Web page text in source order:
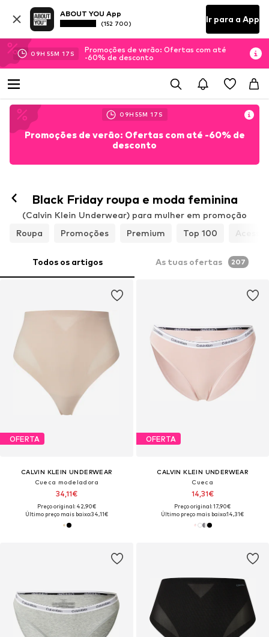
ABOUT YOU App
(152 700) Ir para a App
09H 55M 15 S
Promoções de verão: Ofertas com até
-60% de desconto
09H 55M 15 S
Promoções de verão: Ofertas com até -60% de
desconto
Black Friday roupa e moda feminina
(Calvin Klein Underwear) para mulher em promoção
Roupa
Promoções Premium Top 100
Todos os artigos As tuas ofertas 207
OFERTA
CALVIN KLEIN UNDERWEAR
Cueca modeladora
34,11€
Preço original: 42,90€
Último preço mais baixo:34,11€
OFERTA
CALVIN KLEIN UNDERWEAR
Cueca
14,31€
Preço original: 17,90€
Último preço mais baixo:14,31€